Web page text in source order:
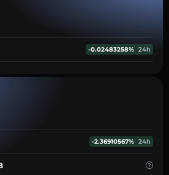
-0.02483258% 24h
-2.36910567% 24h